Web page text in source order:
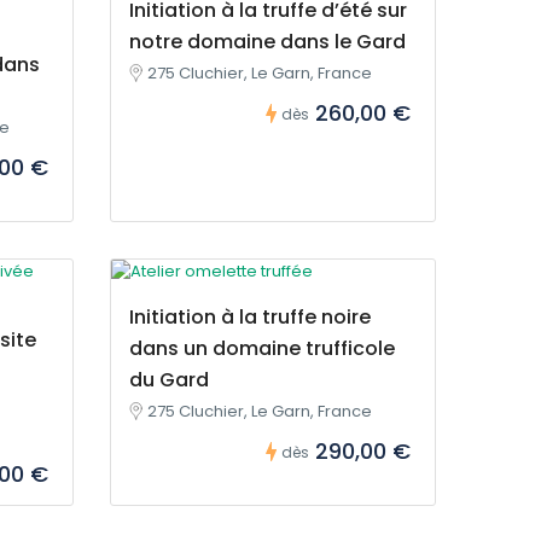
€
Initiation à la truffe d’été sur
notre domaine dans le Gard
275 Cluchier, Le Garn, France
dès 260,00 €
€
Initiation à la truffe noire
dans un domaine trufficole
du Gard
275 Cluchier, Le Garn, France
dès 290,00 €